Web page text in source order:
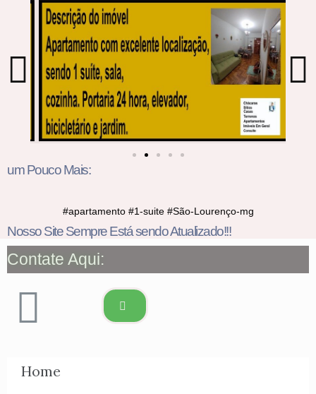
um Pouco Mais:
#apartamento #1-suite #São-Lourenço-mg
Nosso Site Sempre Está sendo Atualizado!!!
Contate Aqui:
Home